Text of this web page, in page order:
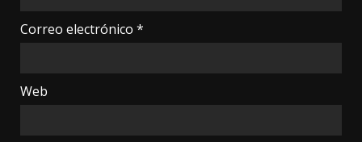
Correo electrónico *
Web